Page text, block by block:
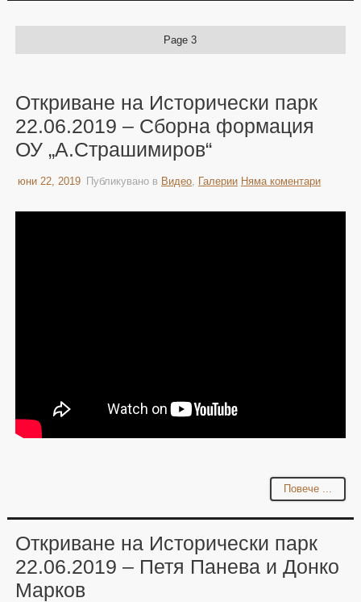
Page 3
Откриване на Исторически парк
22.06.2019 – Сборна формация
ОУ „А.Страшимиров“
юни 22, 2019 Публикувано в Видео, Галерии Няма коментари
Повече ...
Откриване на Исторически парк
22.06.2019 – Петя Панева и Донко
Марков